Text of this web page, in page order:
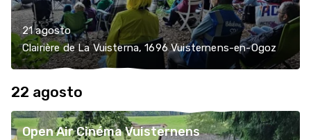
21 agosto
Clairière de La Vuisterna, 1696 Vuisternens-en-Ogoz
22 agosto
Open Air Cinéma Vuisternens